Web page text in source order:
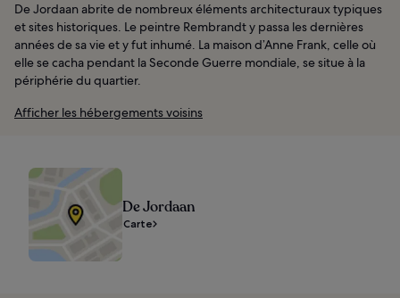
De Jordaan abrite de nombreux éléments architecturaux typiques
et sites historiques. Le peintre Rembrandt y passa les dernières
années de sa vie et y fut inhumé. La maison d’Anne Frank, celle où
elle se cacha pendant la Seconde Guerre mondiale, se situe à la
périphérie du quartier.
Afficher les hébergements voisins
De Jordaan
Carte